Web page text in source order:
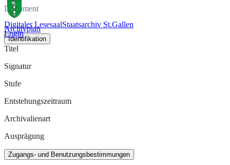
Digitaler LesesaalStaatsarchiv St.Gallen
Login
Dokument
Archivplan
Identifikation
Titel
Signatur
Stufe
Entstehungszeitraum
Archivalienart
Ausprägung
Zugangs- und Benutzungsbestimmungen